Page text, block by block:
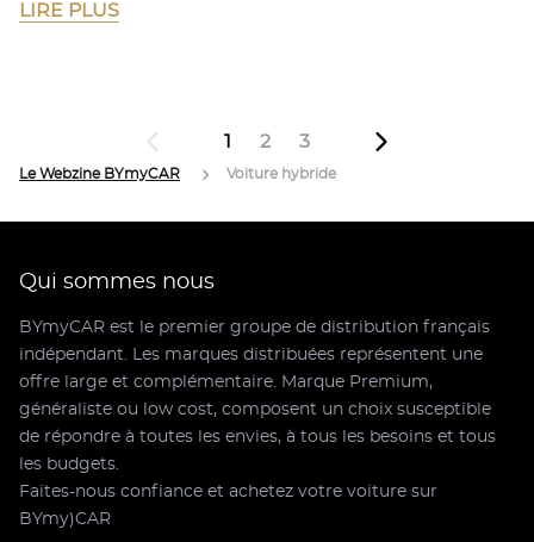
LIRE PLUS
1 2 3
Le Webzine BYmyCAR Voiture hybride
Qui sommes nous
BYmyCAR est le premier groupe de distribution français
indépendant. Les marques distribuées représentent une
offre large et complémentaire. Marque Premium,
généraliste ou low cost, composent un choix susceptible
de répondre à toutes les envies, à tous les besoins et tous
les budgets.
Faites-nous confiance et achetez votre voiture sur
BYmy)CAR